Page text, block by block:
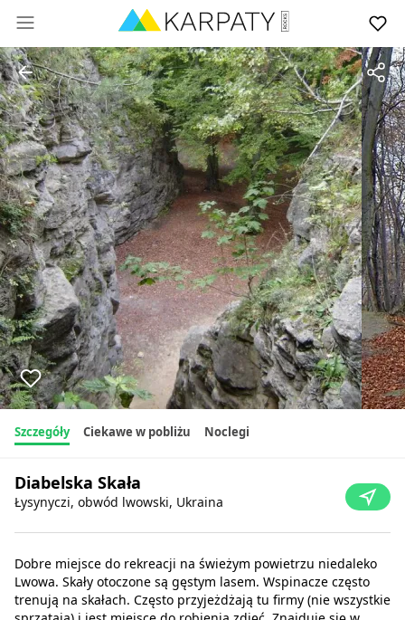
Szczegóły Ciekawe w pobliżu Noclegi
Diabelska Skała
Łysynyczi, obwód lwowski, Ukraina
Dobre miejsce do rekreacji na świeżym powietrzu niedaleko
Lwowa. Skały otoczone są gęstym lasem. Wspinacze często
trenują na skałach. Często przyjeżdżają tu firmy (nie wszystkie